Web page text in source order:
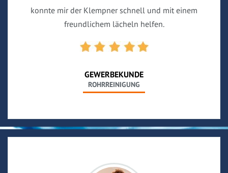
konnte mir der Klempner schnell und mit einem
freundlichem lächeln helfen.
GEWERBEKUNDE
ROHRREINIGUNG